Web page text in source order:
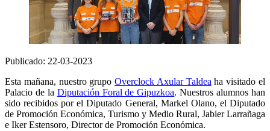
Publicado: 22-03-2023
Esta mañana, nuestro grupoOverclock Axular Taldea ha visitado el
Palacio de la Diputación Foral de Gipuzkoa. Nuestros alumnos han
sido recibidos por el Diputado General, Markel Olano, el Diputado
de Promoción Económica, Turismo y Medio Rural, Jabier Larrañaga
e Iker Estensoro, Director de Promoción Económica.